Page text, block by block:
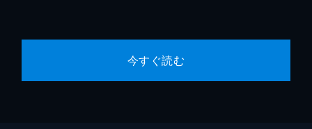
今すぐ読む